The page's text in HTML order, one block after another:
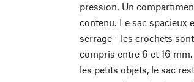
pression. Un
contenu. Le sac spacieux
serrage - les crochets
compris entre 6 et 16
les petits objets, le sac